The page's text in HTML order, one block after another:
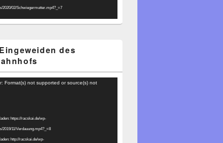
2020/02/Schwiegermutter.mp4?_=7
des
Format(s) not supported or source(s) not
https://racskai.de/wp-
2019/11/Verdauung.mp4?_=8
http://racskai.de/wp-